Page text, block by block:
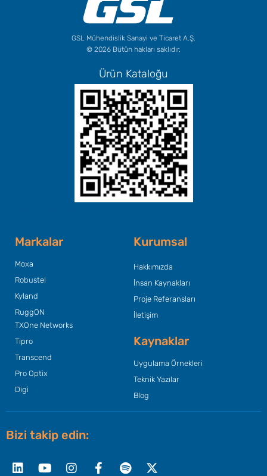
GSL Mühendislik Sanayi ve Ticaret A.Ş.
© 2026 Bütün hakları saklıdır.
Ürün Kataloğu
Markalar
Moxa
Robustel
Kyland
RuggON
TXOne Networks
Tipro
Transcend
Pro Optix
Digi
Kurumsal
Hakkımızda
İnsan Kaynakları
Proje Referansları
İletişim
Kaynaklar
Uygulama Örnekleri
Teknik Yazılar
Blog
Bizi takip edin:
f
twitter